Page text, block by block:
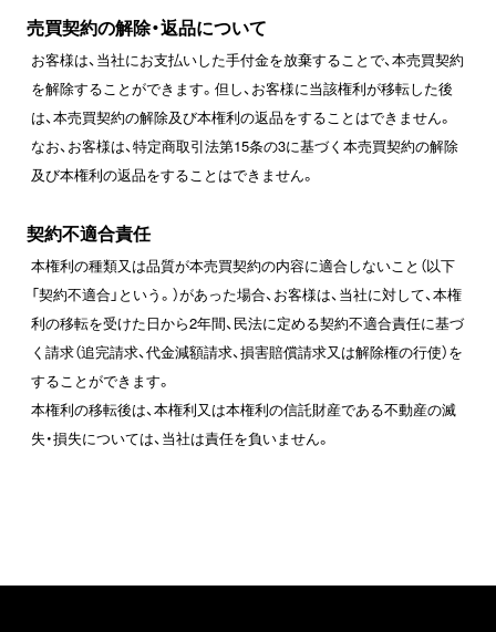
売買契約の解除・返品について
お客様は、当社にお支払いした手付金を放棄することで、本売買契約
を解除することができます。但し、お客様に当該権利が移転した後
は、本売買契約の解除及び本権利の返品をすることはできません。
なお、お客様は、特定商取引法第15条の3に基づく本売買契約の解除
及び本権利の返品をすることはできません。
契約不適合責任
本権利の種類又は品質が本売買契約の内容に適合しないこと（以下
「契約不適合」という。）があった場合、お客様は、当社に対して、本権
利の移転を受けた日から2年間、民法に定める契約不適合責任に基づ
く請求（追完請求、代金減額請求、損害賠償請求又は解除権の行使）を
することができます。
本権利の移転後は、本権利又は本権利の信託財産である不動産の滅
失・損失については、当社は責任を負いません。